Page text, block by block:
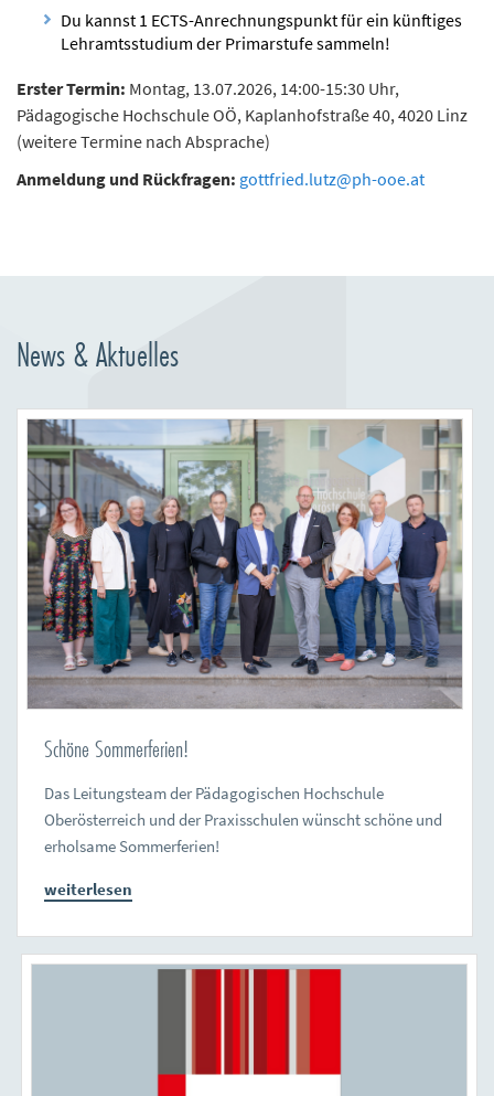
Du kannst 1 ECTS-Anrechnungspunkt für ein künftiges
Lehramtsstudium der Primarstufe sammeln!
Erster Termin: Montag, 13.07.2026, 14:00-15:30 Uhr,
Pädagogische Hochschule OÖ, Kaplanhofstraße 40, 4020 Linz
(weitere Termine nach Absprache)
Anmeldung und Rückfragen: gottfried.lutz@ph-ooe.at
News & Aktuelles
Schöne Sommerferien!
Das Leitungsteam der Pädagogischen Hochschule
Oberösterreich und der Praxisschulen wünscht schöne und
erholsame Sommerferien!
weiterlesen